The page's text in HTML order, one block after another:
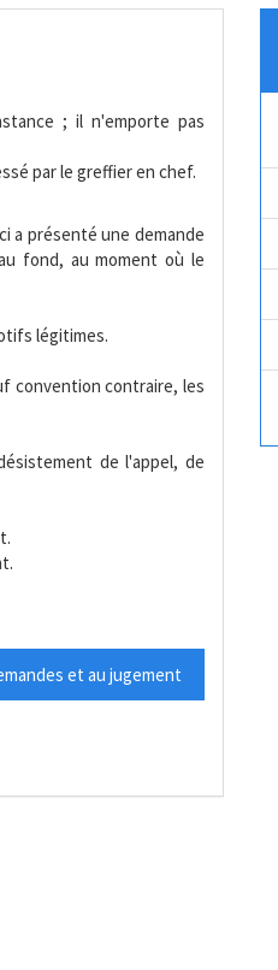
; il n'emporte pas
par le greffier en chef.
a présenté une demande
fond, au moment où le
légitimes.
convention contraire, les
de l'appel, de
et au jugement